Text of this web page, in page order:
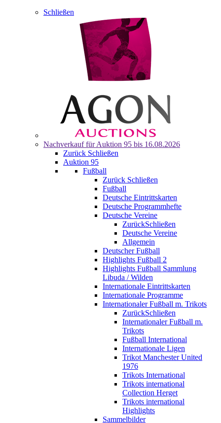
Schließen
Nachverkauf für Auktion 95 bis 16.08.2026
Zurück Schließen
Auktion 95
Fußball
Zurück Schließen
Fußball
Deutsche Eintrittskarten
Deutsche Programmhefte
Deutsche Vereine
ZurückSchließen
Deutsche Vereine
Allgemein
Deutscher Fußball
Highlights Fußball 2
Highlights Fußball Sammlung
Libuda / Wilden
Internationale Eintrittskarten
Internationale Programme
Internationaler Fußball m. Trikots
ZurückSchließen
Internationaler Fußball m.
Trikots
Fußball International
Internationale Ligen
Trikot Manchester United
1976
Trikots International
Trikots international
Collection Herget
Trikots international
Highlights
Sammelbilder